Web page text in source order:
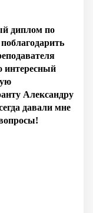
диплом по
интересный
Александру
давали мне